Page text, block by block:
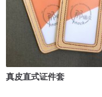
真皮直式证件套